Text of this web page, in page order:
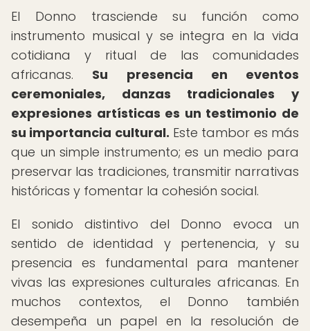
El Donno trasciende su función como
instrumento musical y se integra en la vida
cotidiana y ritual de las comunidades
africanas. Su presencia en eventos
ceremoniales, danzas tradicionales y
expresiones artísticas es un testimonio de
su importancia cultural. Este tambor es más
que un simple instrumento; es un medio para
preservar las tradiciones, transmitir narrativas
históricas y fomentar la cohesión social.
El sonido distintivo del Donno evoca un
sentido de identidad y pertenencia, y su
presencia es fundamental para mantener
vivas las expresiones culturales africanas. En
muchos contextos, el Donno también
desempeña un papel en la resolución de